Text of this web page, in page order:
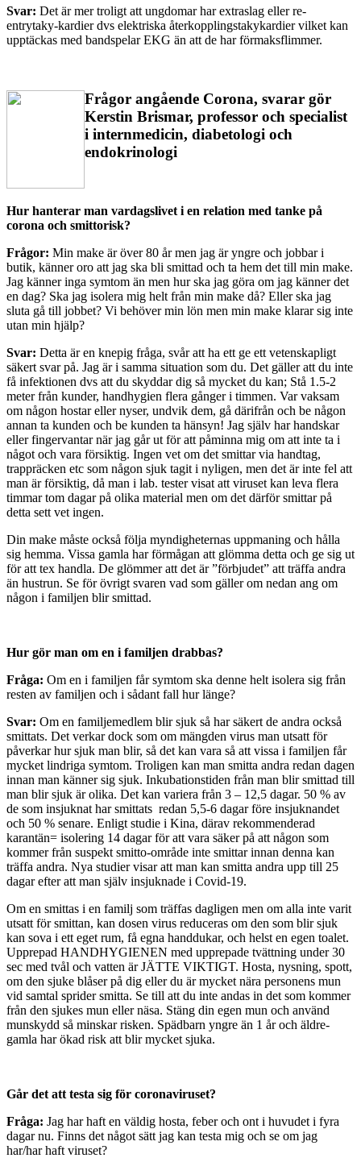
Svar: Det är mer troligt att ungdomar har extraslag eller re-
entrytaky-kardier dvs elektriska återkopplingstakykardier vilket kan
upptäckas med bandspelar EKG än att de har förmaksflimmer.
Frågor angående Corona, svarar gör
Kerstin Brismar, professor och specialist
i internmedicin, diabetologi och
endokrinologi
Hur hanterar man vardagslivet i en relation med tanke på
corona och smittorisk?
Frågor: Min make är över 80 år men jag är yngre och jobbar i
butik, känner oro att jag ska bli smittad och ta hem det till min make.
Jag känner inga symtom än men hur ska jag göra om jag känner det
en dag? Ska jag isolera mig helt från min make då? Eller ska jag
sluta gå till jobbet? Vi behöver min lön men min make klarar sig inte
utan min hjälp?
Svar: Detta är en knepig fråga, svår att ha ett ge ett vetenskapligt
säkert svar på. Jag är i samma situation som du. Det gäller att du inte
få infektionen dvs att du skyddar dig så mycket du kan; Stå 1.5-2
meter från kunder, handhygien flera gånger i timmen. Var vaksam
om någon hostar eller nyser, undvik dem, gå därifrån och be någon
annan ta kunden och be kunden ta hänsyn! Jag själv har handskar
eller fingervantar när jag går ut för att påminna mig om att inte ta i
något och vara försiktig. Ingen vet om det smittar via handtag,
trappräcken etc som någon sjuk tagit i nyligen, men det är inte fel att
man är försiktig, då man i lab. tester visat att viruset kan leva flera
timmar tom dagar på olika material men om det därför smittar på
detta sett vet ingen.
Din make måste också följa myndigheternas uppmaning och hålla
sig hemma. Vissa gamla har förmågan att glömma detta och ge sig ut
för att tex handla. De glömmer att det är ”förbjudet” att träffa andra
än hustrun. Se för övrigt svaren vad som gäller om nedan ang om
någon i familjen blir smittad.
Hur gör man om en i familjen drabbas?
Fråga: Om en i familjen får symtom ska denne helt isolera sig från
resten av familjen och i sådant fall hur länge?
Svar: Om en familjemedlem blir sjuk så har säkert de andra också
smittats. Det verkar dock som om mängden virus man utsatt för
påverkar hur sjuk man blir, så det kan vara så att vissa i familjen får
mycket lindriga symtom. Troligen kan man smitta andra redan dagen
innan man känner sig sjuk. Inkubationstiden från man blir smittad till
man blir sjuk är olika. Det kan variera från 3 – 12,5 dagar. 50 % av
de som insjuknat har smittats redan 5,5-6 dagar före insjuknandet
och 50 % senare. Enligt studie i Kina, därav rekommenderad
karantän= isolering 14 dagar för att vara säker på att någon som
kommer från suspekt smitto-område inte smittar innan denna kan
träffa andra. Nya studier visar att man kan smitta andra upp till 25
dagar efter att man själv insjuknade i Covid-19.
Om en smittas i en familj som träffas dagligen men om alla inte varit
utsatt för smittan, kan dosen virus reduceras om den som blir sjuk
kan sova i ett eget rum, få egna handdukar, och helst en egen toalet.
Upprepad HANDHYGIENEN med upprepade tvättning under 30
sec med tvål och vatten är JÄTTE VIKTIGT. Hosta, nysning, spott,
om den sjuke blåser på dig eller du är mycket nära personens mun
vid samtal sprider smitta. Se till att du inte andas in det som kommer
från den sjukes mun eller näsa. Stäng din egen mun och använd
munskydd så minskar risken. Spädbarn yngre än 1 år och äldre-
gamla har ökad risk att blir mycket sjuka.
Går det att testa sig för coronaviruset?
Fråga: Jag har haft en väldig hosta, feber och ont i huvudet i fyra
dagar nu. Finns det något sätt jag kan testa mig och se om jag
har/har haft viruset?